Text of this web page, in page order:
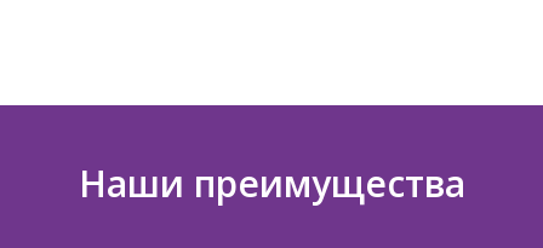
Наши преимущества